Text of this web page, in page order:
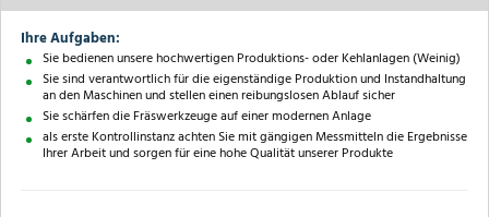
Ihre Aufgaben:
Sie bedienen unsere hochwertigen Produktions- oder Kehlanlagen (Weinig)
Sie sind verantwortlich für die eigenständige Produktion und Instandhaltung
an den Maschinen und stellen einen reibungslosen Ablauf sicher
Sie schärfen die Fräswerkzeuge auf einer modernen Anlage
als erste Kontrollinstanz achten Sie mit gängigen Messmitteln die Ergebnisse
Ihrer Arbeit und sorgen für eine hohe Qualität unserer Produkte